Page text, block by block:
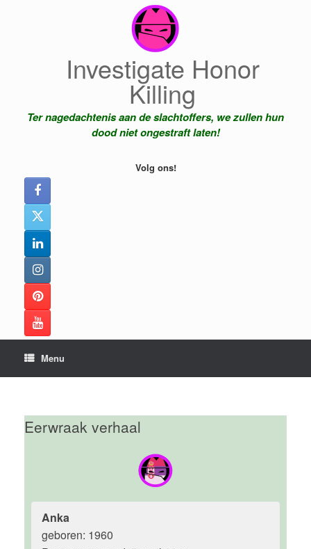
Investigate Honor
Killing
Ter nagedachtenis aan de slachtoffers, we zullen hun
dood niet ongestraft laten!
Volg ons!
Menu
Eerwraak verhaal
Anka
geboren: 1960